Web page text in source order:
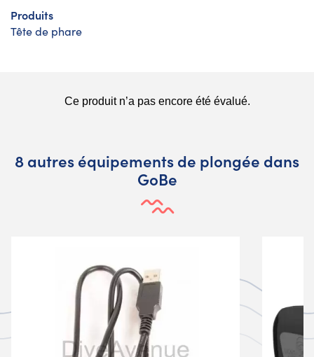
Produits
Tête de phare
8 autres équipements de plongée dans
GoBe